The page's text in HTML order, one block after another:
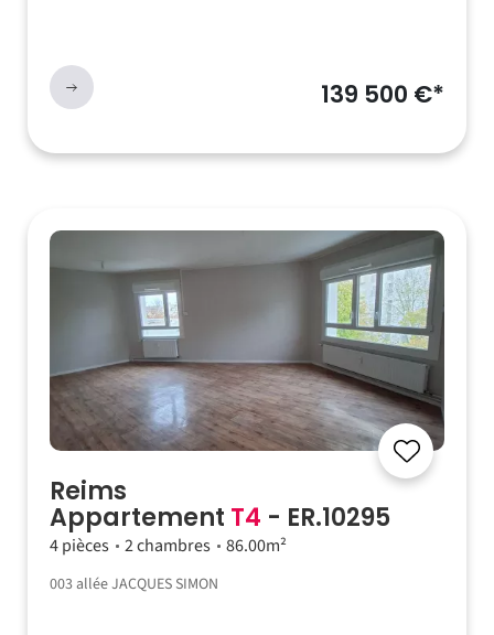
139 500 €*
Reims
Appartement T4 - ER.10295
4 pièces 2 chambres 86.00m²
003 allée JACQUES SIMON